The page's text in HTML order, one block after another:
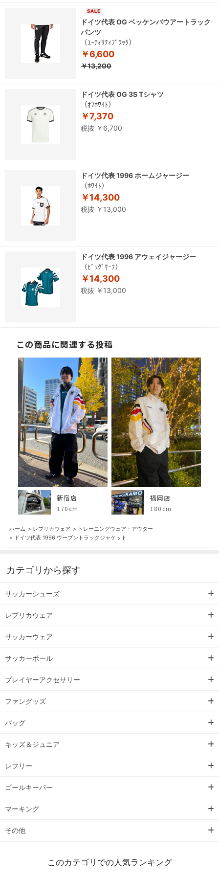
ドイツ代表 OG ベッケンバウアートラック
パンツ
（ﾕｰﾃｨﾘﾃｨﾌﾞﾗｯｸ）
￥6,600
￥13,200
ドイツ代表 OG 3S Tシャツ
（ｵﾌﾎﾜｲﾄ）
￥7,370
税抜 ￥6,700
ドイツ代表 1996 ホームジャージー
（ﾎﾜｲﾄ）
￥14,300
税抜 ￥13,000
ドイツ代表 1996 アウェイジャージー
（ﾋﾞｯｸﾞｻｰﾌ）
￥14,300
税抜 ￥13,000
この商品に関連する投稿
新宿店
170cm
福岡店
180cm
ホーム > レプリカウェア > トレーニングウェア・アウター
> ドイツ代表 1996 ウーブントラックジャケット
カテゴリから探す
サッカーシューズ
レプリカウェア
サッカーウェア
サッカーボール
プレイヤーアクセサリー
ファングッズ
バッグ
キッズ＆ジュニア
レフリー
ゴールキーパー
マーキング
その他